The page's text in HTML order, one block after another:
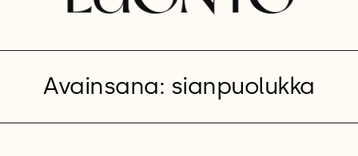
Avainsana: sianpuolukka